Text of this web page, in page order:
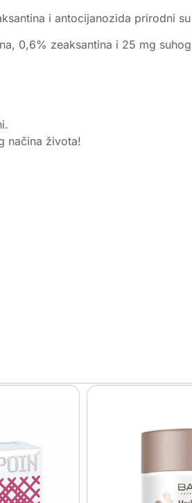
i antocijanozida prirodni
0,6% zeaksantina i 25 mg
načina života!